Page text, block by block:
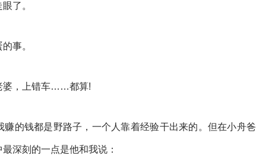
了。
事。
婆，上错车……都算!
赚的钱都是野路子，一个人靠着经验干出来的。但在小舟爸
深刻的一点是他和我说：